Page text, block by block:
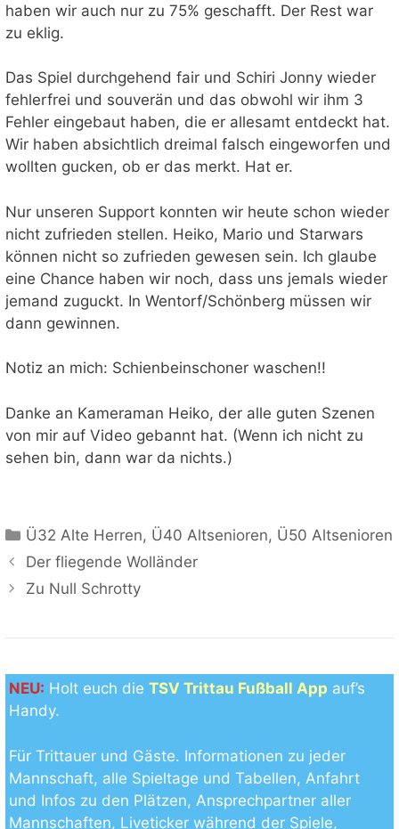
haben wir auch nur zu 75% geschafft. Der Rest war
zu eklig.
Das Spiel durchgehend fair und Schiri Jonny wieder
fehlerfrei und souverän und das obwohl wir ihm 3
Fehler eingebaut haben, die er allesamt entdeckt hat.
Wir haben absichtlich dreimal falsch eingeworfen und
wollten gucken, ob er das merkt. Hat er.
Nur unseren Support konnten wir heute schon wieder
nicht zufrieden stellen. Heiko, Mario und Starwars
können nicht so zufrieden gewesen sein. Ich glaube
eine Chance haben wir noch, dass uns jemals wieder
jemand zuguckt. In Wentorf/Schönberg müssen wir
dann gewinnen.
Notiz an mich: Schienbeinschoner waschen!!
Danke an Kameraman Heiko, der alle guten Szenen
von mir auf Video gebannt hat. (Wenn ich nicht zu
sehen bin, dann war da nichts.)
Kategorien
Ü32 Alte Herren, Ü40 Altsenioren, Ü50 Altsenioren
Der fliegende Wolländer
Zu Null Schrotty
NEU: Holt euch die TSV Trittau Fußball App auf’s
Handy.
Für Trittauer und Gäste. Informationen zu jeder
Mannschaft, alle Spieltage und Tabellen, Anfahrt
und Infos zu den Plätzen, Ansprechpartner aller
Mannschaften, Liveticker während der Spiele,